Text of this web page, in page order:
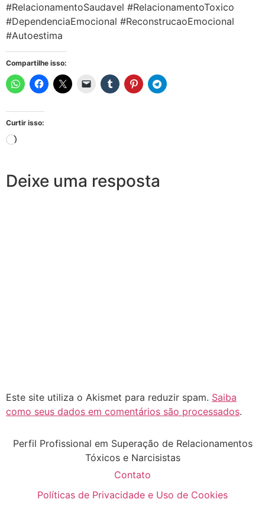
#RelacionamentoSaudavel #RelacionamentoToxico
#DependenciaEmocional #ReconstrucaoEmocional
#Autoestima
Compartilhe isso:
Curtir isso:
Deixe uma resposta
Este site utiliza o Akismet para reduzir spam. Saiba
como seus dados em comentários são processados.
Perfil Profissional em Superação de Relacionamentos
Tóxicos e Narcisistas
Contato
Políticas de Privacidade e Uso de Cookies